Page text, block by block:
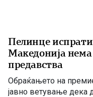
Пелинце испрати
Македонија нема
предавства
Обраќањето на
јавно ветување дека